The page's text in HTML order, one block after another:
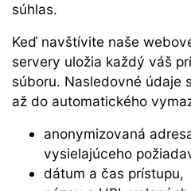
súhlas.
Keď navštívite naše
servery uložia každý váš
súboru. Nasledovné údaje
až do automatického
anonymizovaná
vysielajúceho
dátum a čas prístupu,